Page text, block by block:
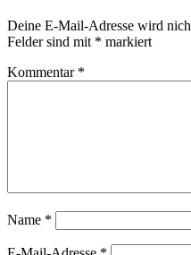
Deine E-Mail-Adresse wird
Felder sind mit * markiert
Kommentar *
Name *